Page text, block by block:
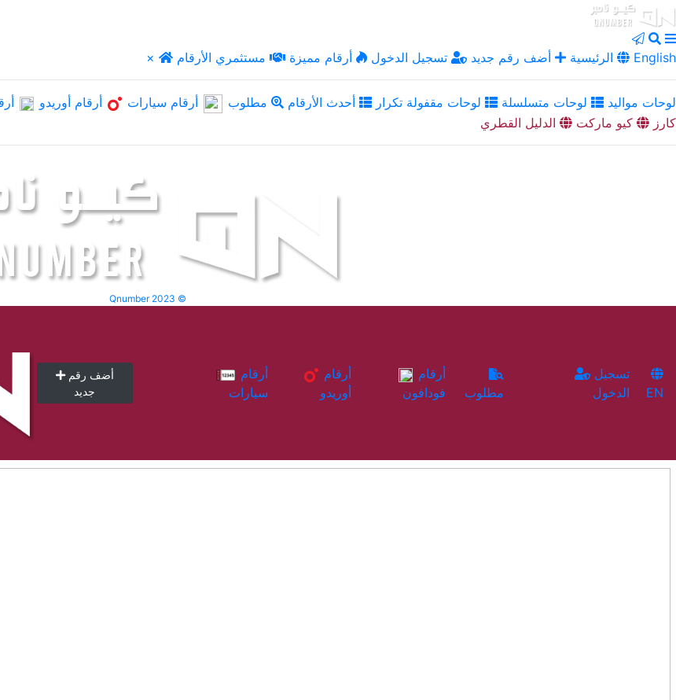
× الرئيسية أضف رقم جديد تسجيل الدخول أرقام مميزة مستثمري الأرقام English
لوحات مواليد لوحات متسلسلة لوحات مقفولة تكرار أحدث الأرقام مطلوب أرقام سيارات أرقام أوريدو
كارز
كيو ماركت الدليل القطري
Qnumber 2023 ©
أضف رقم
جديد
سيارات
أوريدو
فودافون
مطلوب
الدخول
EN